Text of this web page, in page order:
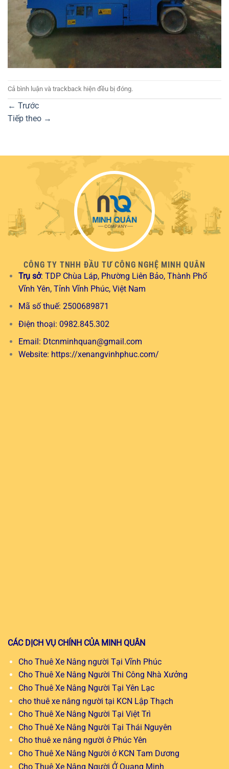
Cả bình luận và trackback hiện đều bị đóng.
← Trước
Tiếp theo →
CÔNG TY TNHH ĐẦU TƯ CÔNG NGHỆ MINH QUÂN
Trụ sở: TDP Chùa Láp, Phường Liên Bảo, Thành Phố
Vĩnh Yên, Tỉnh Vĩnh Phúc, Việt Nam
Mã số thuế: 2500689871
Điện thoại: 0982.845.302
Email: Dtcnminhquan@gmail.com
Website: https://xenangvinhphuc.com/
CÁC DỊCH VỤ CHÍNH CỦA MINH QUÂN
Cho Thuê Xe Nâng người Tại Vĩnh Phúc
Cho Thuê Xe Nâng Người Thi Công Nhà Xưởng
Cho Thuê Xe Nâng Người Tại Yên Lạc
cho thuê xe nâng người tại KCN Lập Thạch
Cho Thuê Xe Nâng Người Tại Việt Trì
Cho Thuê Xe Nâng Người Tại Thái Nguyên
Cho thuê xe nâng người ở Phúc Yên
Cho Thuê Xe Nâng Người ở KCN Tam Dương
Cho Thuê Xe Nâng Người Ở Quang Minh